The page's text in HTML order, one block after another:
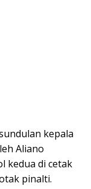
kepala
Aliano
kedua di cetak
pinalti.